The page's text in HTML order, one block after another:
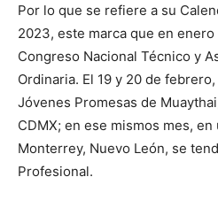
Por lo que se refiere a su
2023, este marca que en enero
Congreso Nacional Técnico y
Ordinaria. El 19 y 20 de
Jóvenes Promesas de
CDMX; en ese mismos mes,
Monterrey, Nuevo León, se
Profesional.